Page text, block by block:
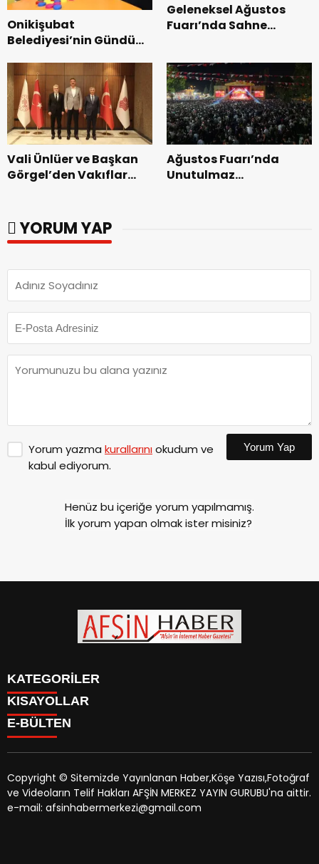
Onikişubat
Belediyesi’nin Gündüz
dönemin ön kayıtları
başladı.
Geleneksel Ağustos
Fuarı’nda Sahne
Vali Ünlüer ve Başkan
Görgel’den Vakıflar
Ağustos Fuarı’nda
Unutulmaz
YORUM YAP
Yorum yazma kurallarınıokudum ve
kabul ediyorum.
Yorum Yap
Henüz bu içeriğe yorum yapılmamış.
İlk yorum yapan olmak ister misiniz?
KATEGORİLER
SİYASET
EĞİTİM
MAGAZİN
MANŞETLER
ÖZEL HABER
KISAYOLLAR
SİYASET
EĞİTİM
KÜLTÜR SANAT
MAGAZİN
MANŞETLER
E-BÜLTEN
afsinhaber.com e-bültenine abone olarak, tarafınıza haber,
duyuru ve kampanya içerikli e-postaların gönderilmesini
Copyright © Sitemizde Yayınlanan Haber,Köşe Yazısı,Fotoğraf
ve Videoların Telif Hakları AFŞİN MERKEZ YAYIN GURUBU'na aittir.
e-mail: afsinhabermerkezi@gmail.com